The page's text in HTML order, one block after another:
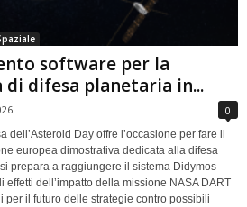
software per la
di difesa planetaria in...
0
dell’Asteroid Day offre l’occasione per fare il
europea dimostrativa dedicata alla difesa
prepara a raggiungere il sistema Didymos–
effetti dell’impatto della missione NASA DART
per il futuro delle strategie contro possibili